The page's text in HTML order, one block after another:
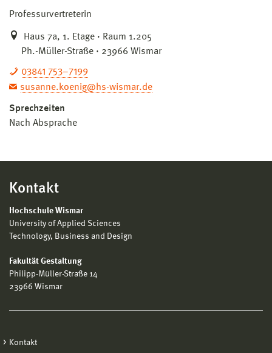
Professurvertreterin
Haus 7a, 1. Etage · Raum 1.205
Ph.-Müller-Straße · 23966 Wismar
03841 753–7199
susanne.koenig@hs-wismar.de
Sprechzeiten
Nach Absprache
Kontakt
Hochschule Wismar
University of Applied Sciences
Technology, Business and Design
Fakultät Gestaltung
Philipp-Müller-Straße 14
23966 Wismar
Kontakt